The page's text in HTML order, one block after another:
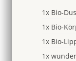
1x Bio-
1x Bio-
1x Bio-
1x